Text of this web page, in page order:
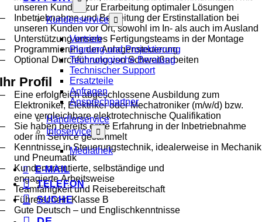
Kundenservice
Vertrieb
Planung und Projektierung
Technologische Beratung
Technischer Support
Ersatzteile
Anfragen
Ansprechpartner
Händlerservice
Infoservice
Mediathek
E-MAIL
TELEFON
SUCHE
unseren Kunden zur Erarbeitung optimaler Lösungen
Inbetriebnahme und Begleitung der Erstinstallation bei
unseren Kunden vor Ort, sowohl im In- als auch im Ausland
Unterstützung unseres Fertigungsteams in der Montage
Programmierung der Anlagensteuerung
Optional Durchführung von Schweißarbeiten
Ihr Profil
Eine erfolgreich abgeschlossene Ausbildung zum
Elektroniker, Elektriker oder Mechatroniker (m/w/d) bzw.
eine vergleichbare elektrotechnische Qualifikation
Sie haben bereits erste Erfahrung in der Inbetriebnahme
oder im Service gesammelt
Kenntnisse in Steuerungstechnik, idealerweise in Mechanik
und Pneumatik
Kundenorientierte, selbständige und
engagierte Arbeitsweise
Teamfähigkeit und Reisebereitschaft
Führerschein Klasse B
Gute Deutsch – und Englischkenntnisse